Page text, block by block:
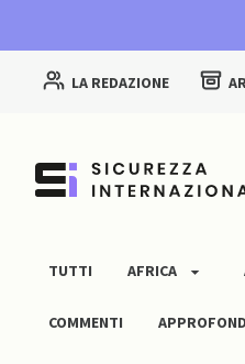
LA REDAZIONE
TUTTI AFRICA
COMMENTI